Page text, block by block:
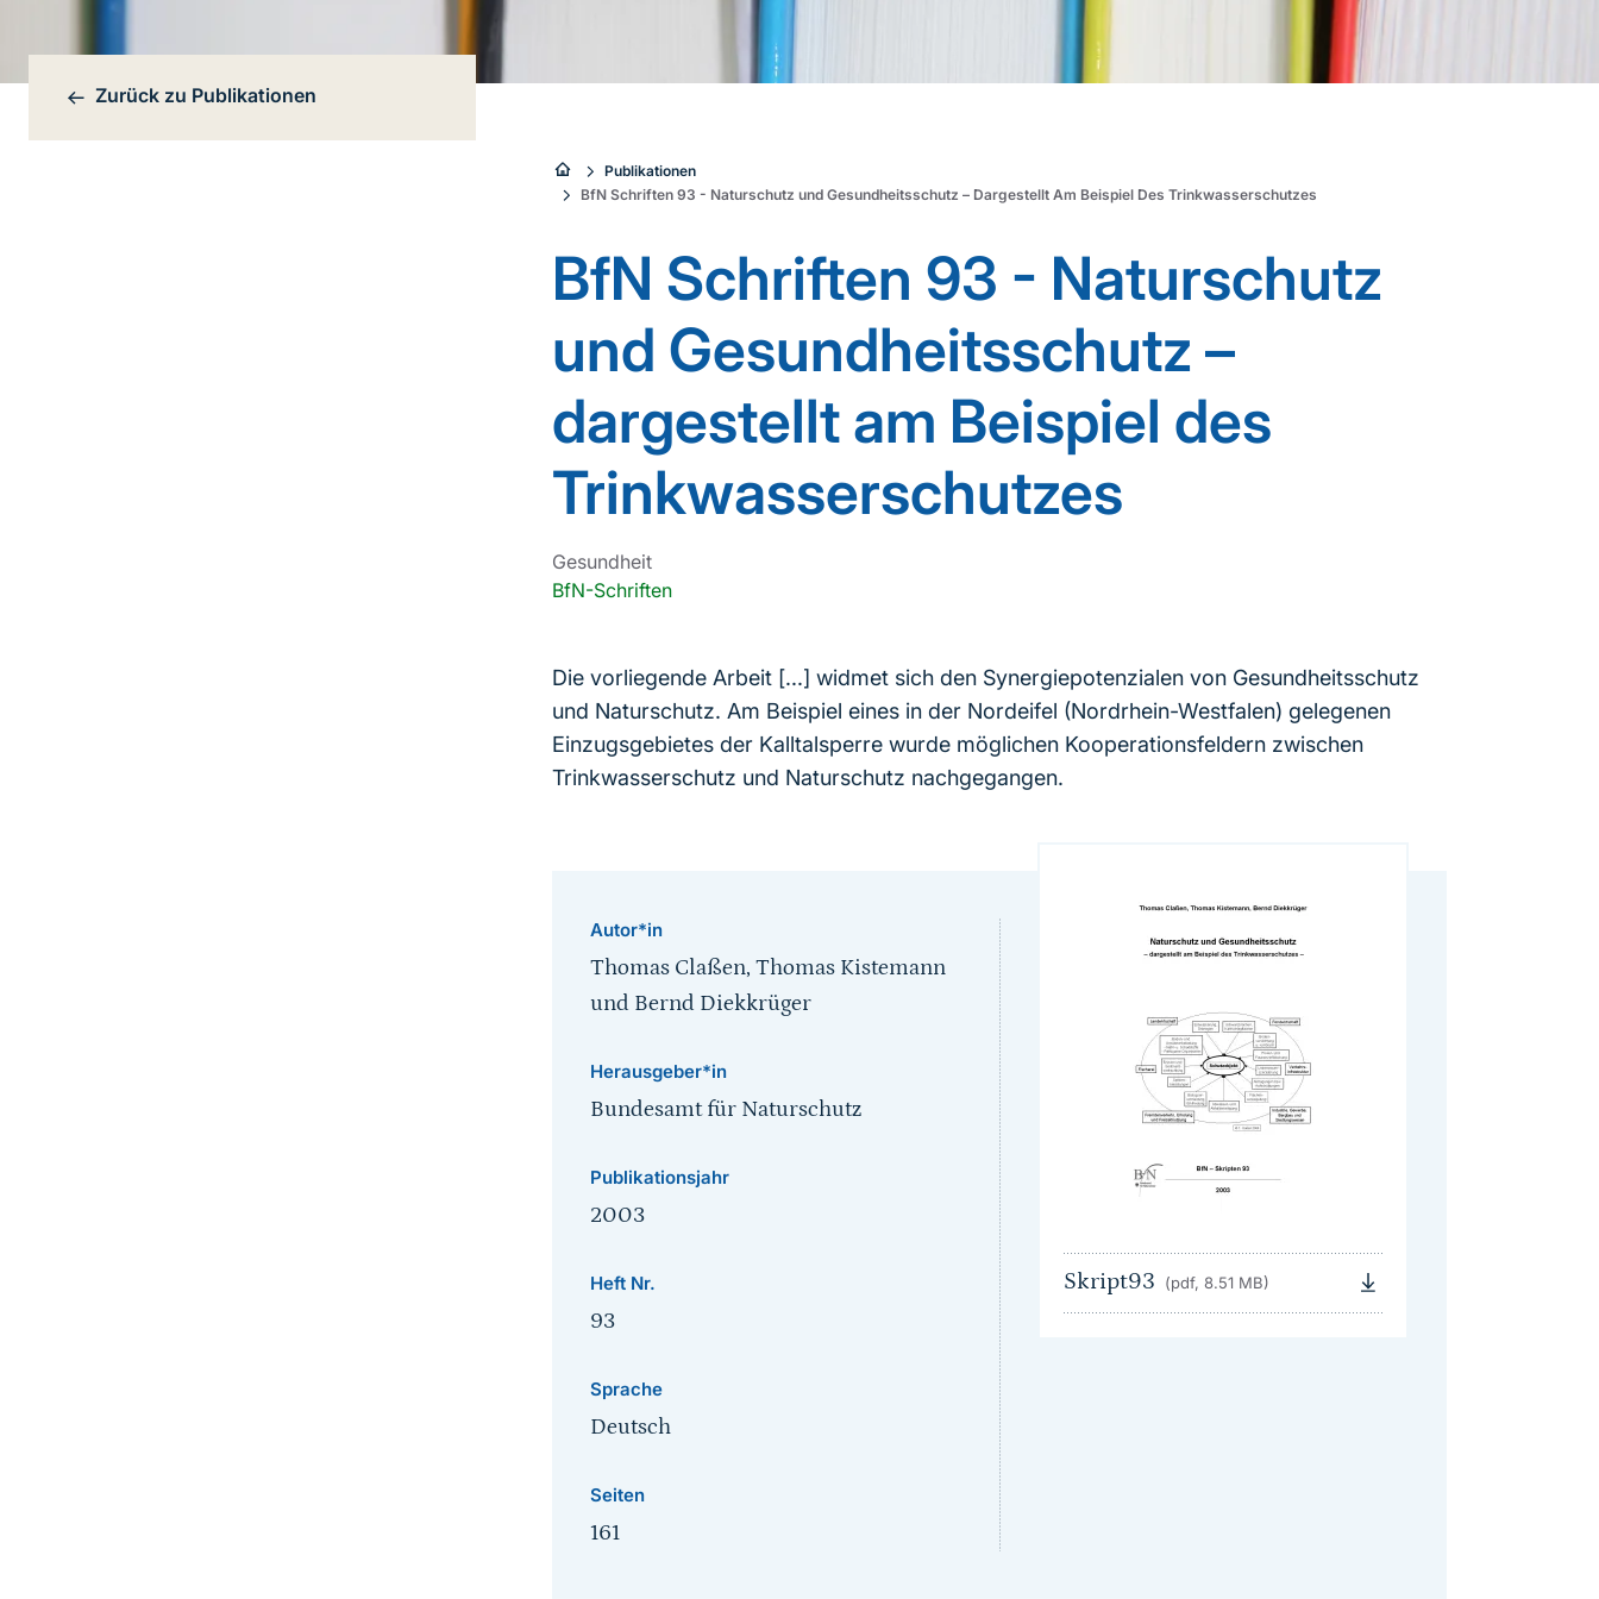
Bereichsnavigation
Zurück zu Publikationen
Sie
hier:
Publikationen
BfN Schriften 93 - Naturschutz und Gesundheitsschutz – Dargestellt Am Beispiel Des Trinkwasserschutzes
BfN Schriften 93 - Naturschutz
und Gesundheitsschutz –
dargestellt am Beispiel des
Trinkwasserschutzes
Gesundheit
BfN-Schriften
Die vorliegende Arbeit [...] widmet sich den Synergiepotenzialen von Gesundheitsschutz
und Naturschutz. Am Beispiel eines in der Nordeifel (Nordrhein-Westfalen) gelegenen
Einzugsgebietes der Kalltalsperre wurde möglichen Kooperationsfeldern zwischen
Trinkwasserschutz und Naturschutz nachgegangen.
Autor*in
Thomas Claßen, Thomas Kistemann
und Bernd Diekkrüger
Herausgeber*in
Bundesamt für Naturschutz
Publikationsjahr
2003
Heft Nr.
93
Sprache
Deutsch
Seiten
161
Skript93 (pdf, 8.51 MB)